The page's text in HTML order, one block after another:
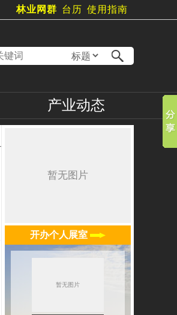
林业网群 台历 使用指南
产业动态
开办个人展室